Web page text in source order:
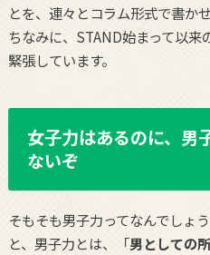
とを、連々とコラム形式で書か
ちなみに、STAND始まって以
緊張しています。
女子力はあるのに、男
ないぞ
そもそも男子力ってなんでしょ
と、男子力とは、「男としての